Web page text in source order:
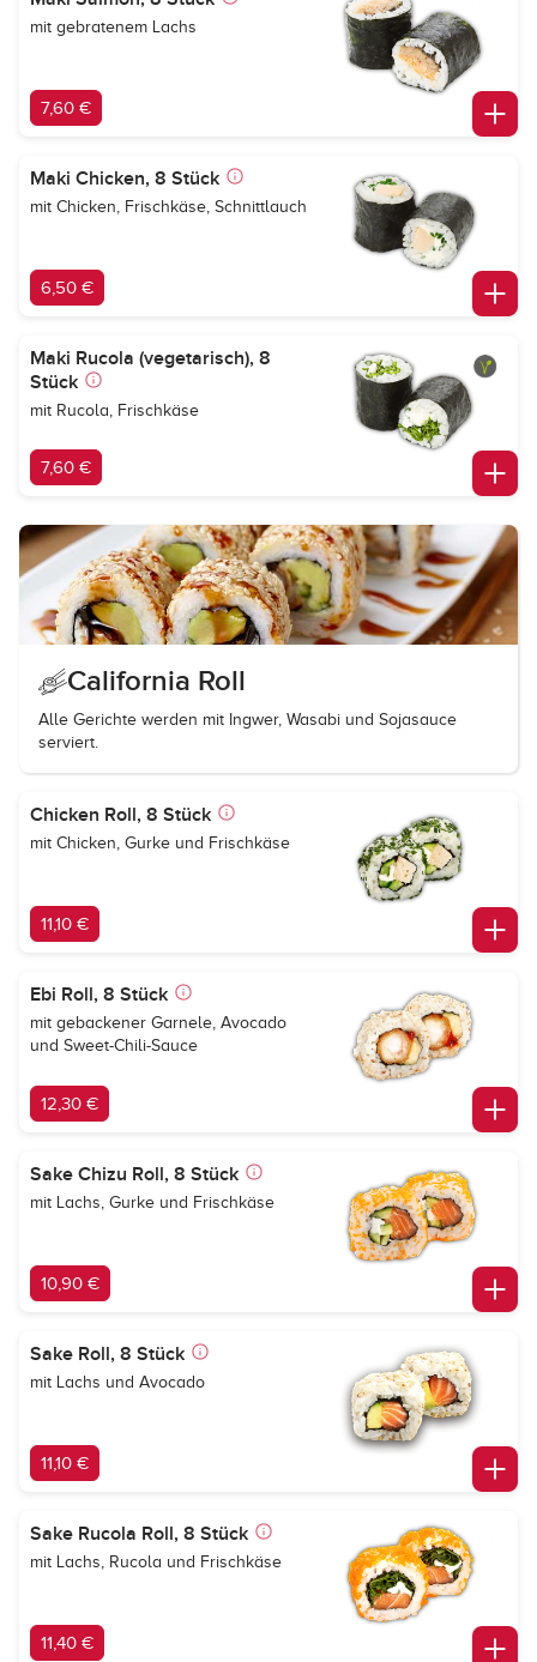
mit gebratenem Lachs
7,60 €
Maki Chicken, 8 Stück
mit Chicken, Frischkäse, Schnittlauch
6,50 €
Maki Rucola (vegetarisch), 8
Stück
mit Rucola, Frischkäse
7,60 €
California Roll
Alle Gerichte werden mit Ingwer, Wasabi und Sojasauce
serviert.
Chicken Roll, 8 Stück
mit Chicken, Gurke und Frischkäse
11,10 €
Ebi Roll, 8 Stück
mit gebackener Garnele, Avocado
und Sweet-Chili-Sauce
12,30 €
Sake Chizu Roll, 8 Stück
mit Lachs, Gurke und Frischkäse
10,90 €
Sake Roll, 8 Stück
mit Lachs und Avocado
11,10 €
Sake Rucola Roll, 8 Stück
mit Lachs, Rucola und Frischkäse
11,40 €